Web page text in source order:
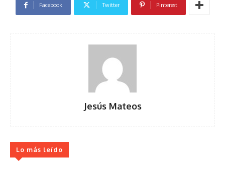
Facebook Twitter Pinterest
Jesús Mateos
Lo más leído